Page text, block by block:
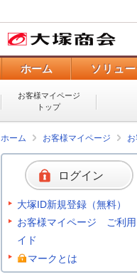
ホーム ソリュ
お客様マイページ
トップ
ホーム お客様マイページ
ログイン
大塚ID新規登録（無料）
お客様マイページ ご利
イド
マークとは